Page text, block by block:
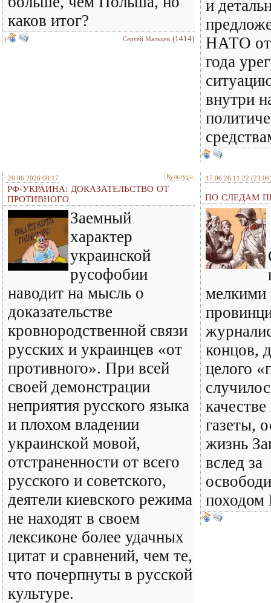
каков итог?
1 Сергей Мальцев (1414)
и
НАТО от
года
внутри
20.06.2026 08:17 Культура
РФ-УКРАИНА: ДОКАЗАТЕЛЬСТВО ОТ
ПРОТИВНОГО
Заемный
характер
украинской
русофобии
наводит на мысль о
доказательстве
кровнородственной связи
русских и украинцев «от
противного». При всей
своей демонстрации
неприятия русского языка
и плохом владении
украинской мовой,
отстраненности от всего
русского и советского,
деятели киевского режима
не находят в своем
лексиконе более удачных
цитат и сравнений, чем те,
что почерпнуты в русской
культуре.
17.06.26 11:22
ПО СЛЕДАМ
мелкими
концов,
целого
газеты,
жизнь
вслед за